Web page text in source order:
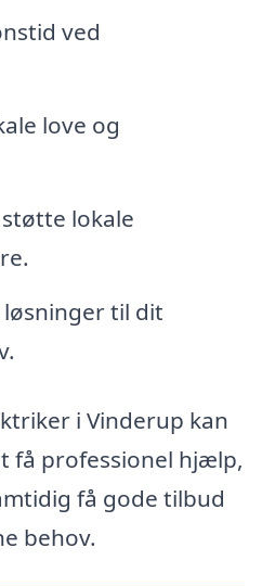
ved
love og
lokale
til dit
i Vinderup kan
få professionel hjælp,
få gode tilbud
behov.